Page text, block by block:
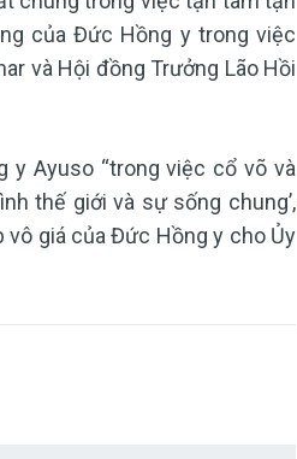
của Đức Hồng y trong việc
và Hội đồng Trưởng Lão Hồi
y Ayuso “trong việc cổ võ và
thế giới và sự sống chung’,
giá của Đức Hồng y cho Ủy